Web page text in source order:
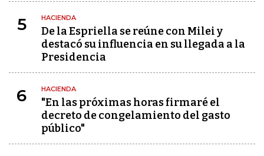
5 HACIENDA
De la Espriella se reúne con Milei y
destacó su influencia en su llegada a la
Presidencia
6 HACIENDA
"En las próximas horas firmaré el
decreto de congelamiento del gasto
público"